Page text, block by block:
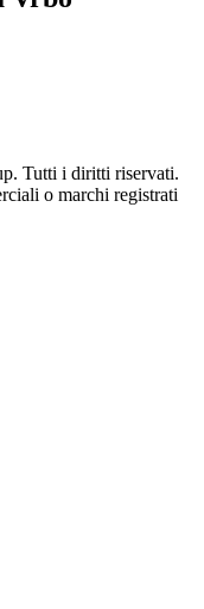
Tutti i diritti riservati.
o marchi registrati